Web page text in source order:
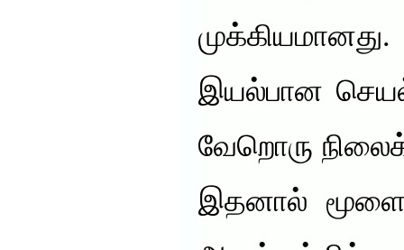
இயல்பான
வேறொரு
இதனால்